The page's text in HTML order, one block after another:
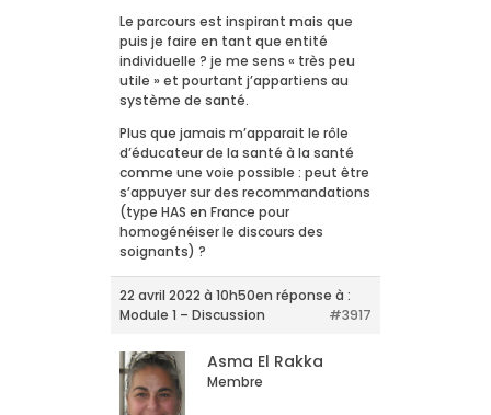
Le parcours est inspirant mais que
puis je faire en tant que entité
individuelle ? je me sens « très peu
utile » et pourtant j’appartiens au
système de santé.
Plus que jamais m’apparait le rôle
d’éducateur de la santé à la santé
comme une voie possible : peut être
s’appuyer sur des recommandations
(type HAS en France pour
homogénéiser le discours des
soignants) ?
22 avril 2022 à 10h50en réponse à :
Module 1 – Discussion
#3917
Asma El Rakka
Membre